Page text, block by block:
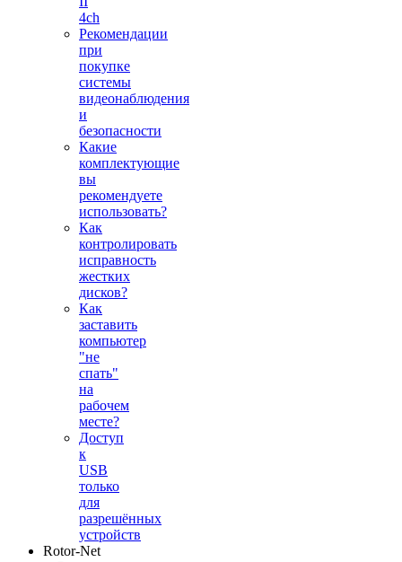
4ch
Рекомендации
при
покупке
системы
видеонаблюдения
и
безопасности
Какие
комплектующие
вы
рекомендуете
использовать?
Как
контролировать
исправность
жестких
дисков?
Как
заставить
компьютер
"не
спать"
на
рабочем
месте?
Доступ
к
USB
только
для
разрешённых
устройств
Rotor-Net